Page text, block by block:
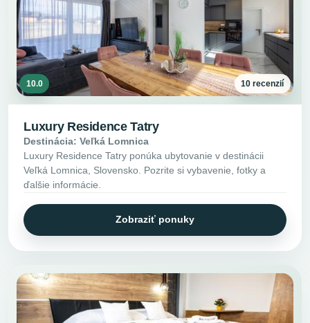
10.0 10 recenzií
Luxury Residence Tatry
Destinácia: Veľká Lomnica
Luxury Residence Tatry ponúka ubytovanie v destinácii
Veľká Lomnica, Slovensko. Pozrite si vybavenie, fotky a
ďalšie informácie.
Zobraziť ponuky